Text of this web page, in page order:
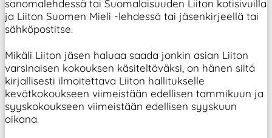
sanomalehdessä tai Suomalaisuuden Liiton kotisivuilla
ja Liiton Suomen Mieli -lehdessä tai jäsenkirjeellä tai
sähköpostitse.
Mikäli Liiton jäsen haluaa saada jonkin asian Liiton
varsinaisen kokouksen käsiteltäväksi, on hänen siitä
kirjallisesti ilmoitettava Liiton hallitukselle
kevätkokoukseen viimeistään edellisen tammikuun ja
syyskokoukseen viimeistään edellisen syyskuun
aikana.